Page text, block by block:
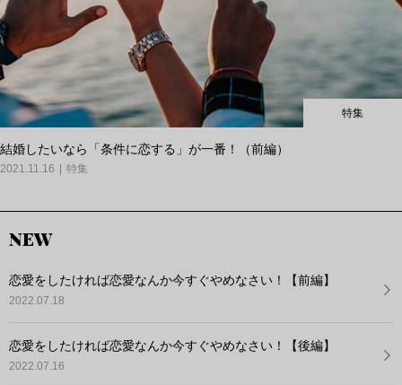
特集
結婚したいなら「条件に恋する」が一番！（前編）
2021.11.16 特集
NEW
恋愛をしたければ恋愛なんか今すぐやめなさい！【前編】
2022.07.18
恋愛をしたければ恋愛なんか今すぐやめなさい！【後編】
2022.07.16